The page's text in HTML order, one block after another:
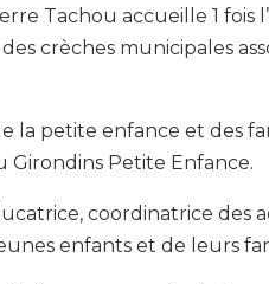
Tachou accueille 1 fois
crèches municipales
la petite enfance et des
Girondins Petite Enfance.
coordinatrice des
enfants et de leurs